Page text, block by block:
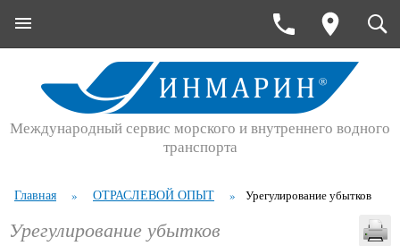
Международный сервис морского и внутреннего водного
транспорта
Главная » ОТРАСЛЕВОЙ ОПЫТ » Урегулирование убытков
Урегулирование убытков